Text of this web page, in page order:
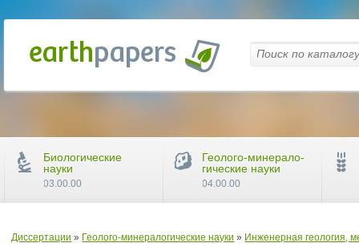
Диссертации » Геолого-минералогические науки » Инженерная геология,
Биологические
науки
03.00.00
Геолого-минерало-
гические науки
04.00.00